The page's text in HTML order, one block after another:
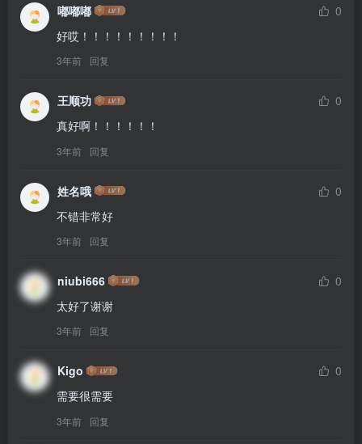
嘟嘟嘟
0
好哎！！！！！！！！！
3年前 回复
王顺功
0
真好啊！！！！！！
3年前 回复
姓名哦
0
不错非常好
3年前 回复
niubi666
0
太好了谢谢
3年前 回复
Kigo
0
需要很需要
3年前 回复